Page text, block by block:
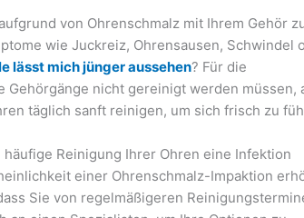
von Ohrenschmalz mit Ihrem Gehör
wie Juckreiz, Ohrensausen, Schwindel
lässt mich jünger aussehen? Für die
nicht gereinigt werden müssen,
täglich sanft reinigen, um sich frisch zu
Reinigung Ihrer Ohren eine Infektion
einer Ohrenschmalz-Impaktion
Sie von regelmäßigeren